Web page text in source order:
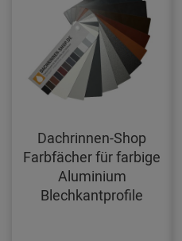
Dachrinnen-Shop
Farbfächer für farbige
Aluminium
Blechkantprofile